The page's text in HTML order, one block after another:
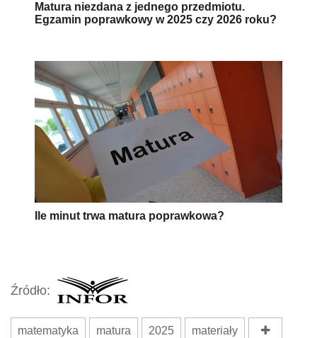
Matura niezdana z jednego przedmiotu.
Egzamin poprawkowy w 2025 czy 2026 roku?
Ile minut trwa matura poprawkowa?
Źródło:
matematyka matura 2025 materiały